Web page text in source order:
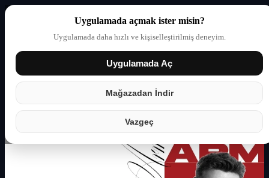
Uygulamada açmak ister misin?
Uygulamada daha hızlı ve kişiselleştirilmiş deneyim.
Uygulamada Aç
Mağazadan İndir
Vazgeç
Giriş yap Partner